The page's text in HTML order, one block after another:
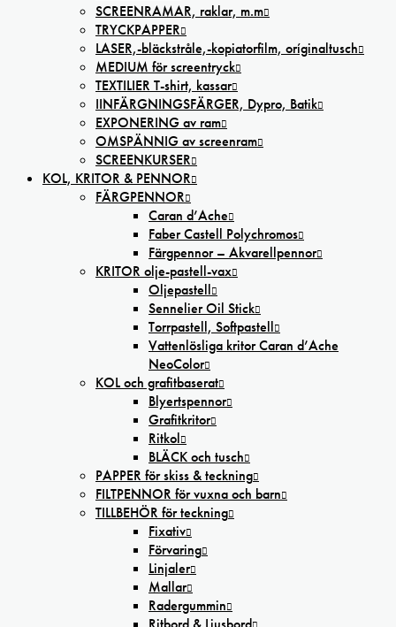
SCREENRAMAR, raklar, m.m
TRYCKPAPPER
LASER,-bläckstråle,-kopiatorfilm, oríginaltusch
MEDIUM för screentryck
TEXTILIER T-shirt, kassar
IINFÄRGNINGSFÄRGER, Dypro, Batik
EXPONERING av ram
OMSPÄNNIG av screenram
SCREENKURSER
KOL, KRITOR & PENNOR
FÄRGPENNOR
Caran d’Ache
Faber Castell Polychromos
Färgpennor – Akvarellpennor
KRITOR olje-pastell-vax
Oljepastell
Sennelier Oil Stick
Torrpastell, Softpastell
Vattenlösliga kritor Caran d’Ache
NeoColor
KOL och grafitbaserat
Blyertspennor
Grafitkritor
Ritkol
BLÄCK och tusch
PAPPER för skiss & teckning
FILTPENNOR för vuxna och barn
TILLBEHÖR för teckning
Fixativ
Förvaring
Linjaler
Mallar
Radergummin